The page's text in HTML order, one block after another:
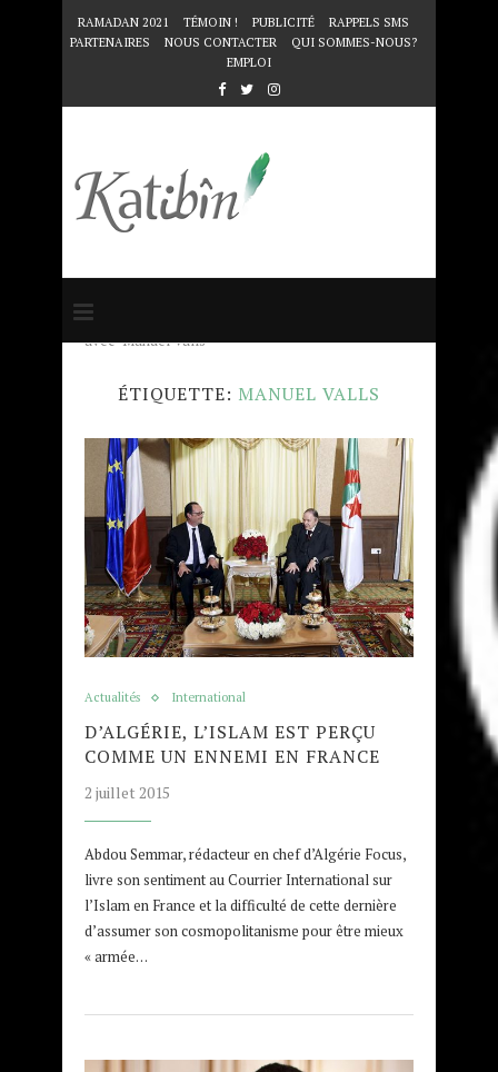
RAMADAN 2021 TÉMOIN ! PUBLICITÉ
RAPPELS SMS
PARTENAIRES
NOUS CONTACTER
QUI SOMMES-NOUS?
EMPLOI
Accueil
avec "Manuel Valls"
ÉTIQUETTE: MANUEL VALLS
Actualités International
D’ALGÉRIE, L’ISLAM EST PERÇU
COMME UN ENNEMI EN FRANCE
2 juillet 2015
Abdou Semmar, rédacteur en chef d’Algérie Focus,
livre son sentiment au Courrier International sur
l’Islam en France et la difficulté de cette dernière
d’assumer son cosmopolitanisme pour être mieux
« armée…